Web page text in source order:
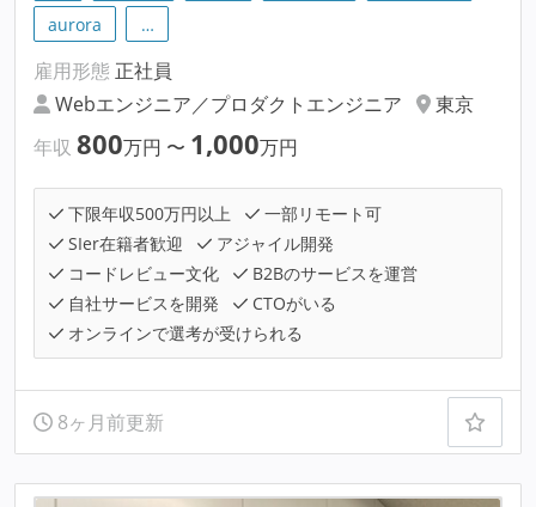
aurora
…
雇用形態 正社員
Webエンジニア／プロダクトエンジニア
東京
年収 800万円 〜 1,000万円
下限年収500万円以上
一部リモート可
SIer在籍者歓迎
アジャイル開発
コードレビュー文化
B2Bのサービスを運営
自社サービスを開発
CTOがいる
オンラインで選考が受けられる
8ヶ月前更新